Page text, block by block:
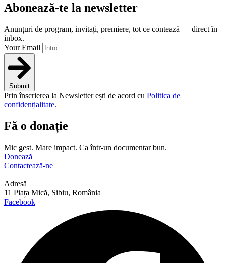
Abonează-te la newsletter
Anunțuri de program, invitați, premiere, tot ce contează — direct în
inbox.
Your Email
Submit
Prin înscrierea la Newsletter ești de acord cu Politica de
confidențialitate.
Fă o donație
Mic gest. Mare impact. Ca într-un documentar bun.
Donează
Contactează-ne
Adresă
11 Piața Mică, Sibiu, România
Facebook